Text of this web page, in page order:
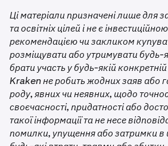
Ці матеріали призначені лише для
та освітніх цілей і не є
рекомендацією чи закликом
розміщувати або утримувати будь-
брати участь у будь-якій конкретній
Kraken не робить жодних заяв або
роду, явних чи неявних, щодо
своєчасності, придатності або
такої інформації та не несе
помилки, упущення або затримки в